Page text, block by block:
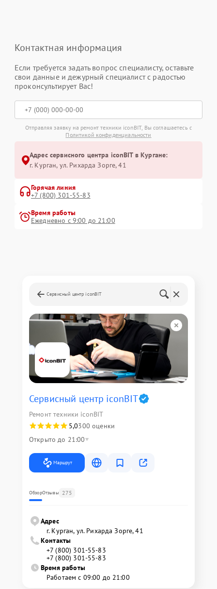
Контактная информация
Если требуется задать вопрос специалисту, оставьте
свои данные и дежурный специалист с радостью
проконсультирует Вас!
Отправляя заявку на ремонт техники iconBIT, Вы соглашаетесь с
Политикой конфиденциальности
Адрес сервисного центра iconBIT в Кургане:
г. Курган, ул. Рихарда Зорге, 41
Горячая линия
+7 (800) 301-55-83
Время работы
Ежедневно с 9:00 до 21:00
Сервисный центр iconBIT
Сервисный центр iconBIT
Ремонт техники iconBIT
5,0300 оценки
Открыто до 21:00
Маршрут
ОбзорОтзывы 275
Адрес
г. Курган, ул. Рихарда Зорге, 41
Контакты
+7 (800) 301-55-83
+7 (800) 301-55-83
Время работы
Работаем с 09:00 до 21:00